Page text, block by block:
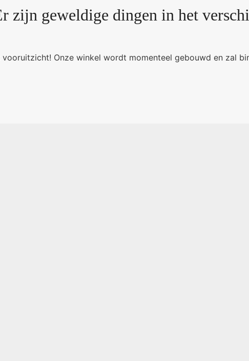
zijn geweldige dingen in het
Onze winkel wordt momenteel gebouwd en zal